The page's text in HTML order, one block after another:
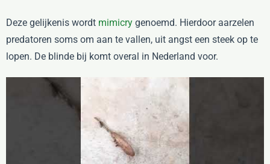
Deze gelijkenis wordt mimicry genoemd. Hierdoor aarzelen
predatoren soms om aan te vallen, uit angst een steek op te
lopen. De blinde bij komt overal in Nederland voor.